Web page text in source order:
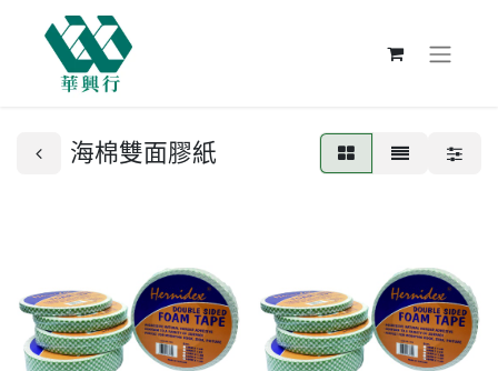
海棉雙面膠紙